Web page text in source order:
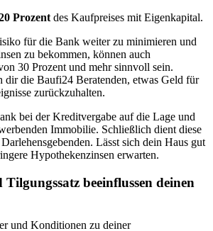
Prozent des Kaufpreises mit Eigenkapital.
für die Bank weiter zu minimieren und
zu bekommen, können auch
30 Prozent und mehr sinnvoll sein.
dir die Baufi24 Beratenden, etwas Geld für
zurückzuhalten.
bei der Kreditvergabe auf die Lage und
Immobilie. Schließlich dient diese
Lässt sich dein Haus gut
Hypothekenzinsen erwarten.
beeinflussen deinen
und Konditionen zu deiner